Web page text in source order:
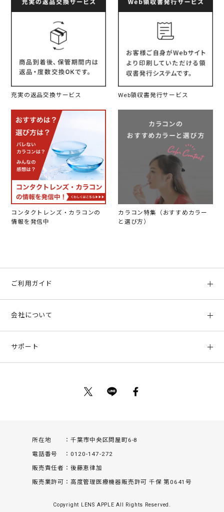
充実の返品交換サービス Web領収書発行サービス
コンタクトレンズ・カラコンの
情報を発信中
カラコン特集（おすすめカラー
と選び方）
ご利用ガイド
お支払い方法、配送について
返品について
会社について
サポート
所在地
千葉市中央区問屋町6-8
電話番号
0120-147-272
販売責任者
後藤恵律加
販売業許可
高度管理医療機器販売許可 千保 第0641号
Copyright LENS APPLE All Rights Reserved.